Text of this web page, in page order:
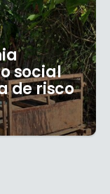
social
de risco